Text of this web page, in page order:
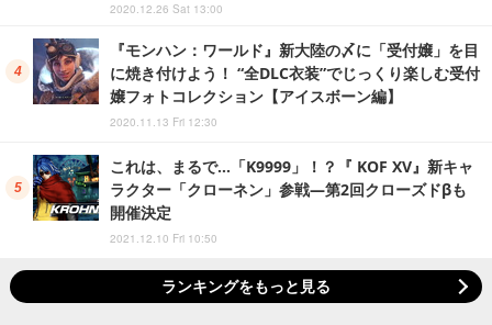
2020.12.26 Sat 13:00
『モンハン：ワールド』新大陸の〆に「受付嬢」を目
に焼き付けよう！ “全DLC衣装”でじっくり楽しむ受付
嬢フォトコレクション【アイスボーン編】
2020.11.13 Fri 12:30
これは、まるで…「K9999」！？『 KOF XV』新キャ
ラクター「クローネン」参戦―第2回クローズドβも
開催決定
2021.12.10 Fri 10:50
ランキングをもっと見る